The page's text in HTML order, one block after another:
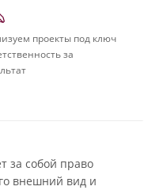
проекты под ключ
за
за собой право
внешний вид и